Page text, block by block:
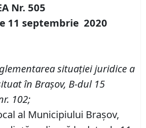
Nr. 505
11 septembrie 2020
situației juridice a
în Brașov, B-dul 15
102;
al Municipiului Brașov,